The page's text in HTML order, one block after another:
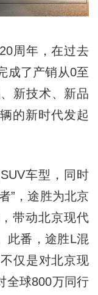
周年，在过去
成了产销从0至
新技术、新品
的新时代发起
车型，同时
”，途胜为北京
带动北京现代
此番，途胜L混
仅是对北京现
全球800万同行